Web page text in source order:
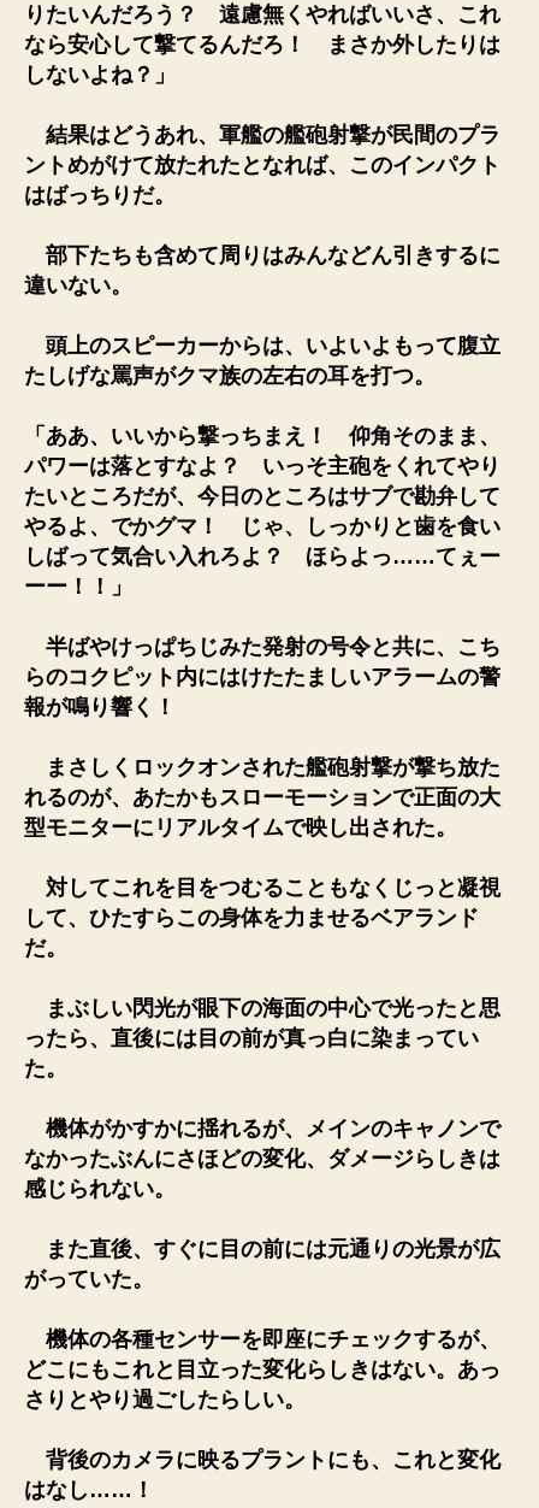
りたいんだろう？ 遠慮無くやればいいさ、これ
なら安心して撃てるんだろ！ まさか外したりは
しないよね？」
結果はどうあれ、軍艦の艦砲射撃が民間のプラ
ントめがけて放たれたとなれば、このインパクト
はばっちりだ。
部下たちも含めて周りはみんなどん引きするに
違いない。
頭上のスピーカーからは、いよいよもって腹立
たしげな罵声がクマ族の左右の耳を打つ。
「ああ、いいから撃っちまえ！ 仰角そのまま、
パワーは落とすなよ？ いっそ主砲をくれてやり
たいところだが、今日のところはサブで勘弁して
やるよ、でかグマ！ じゃ、しっかりと歯を食い
しばって気合い入れろよ？ ほらよっ……てぇー
ーー！！」
半ばやけっぱちじみた発射の号令と共に、こち
らのコクピット内にはけたたましいアラームの警
報が鳴り響く！
まさしくロックオンされた艦砲射撃が撃ち放た
れるのが、あたかもスローモーションで正面の大
型モニターにリアルタイムで映し出された。
対してこれを目をつむることもなくじっと凝視
して、ひたすらこの身体を力ませるベアランド
だ。
まぶしい閃光が眼下の海面の中心で光ったと思
ったら、直後には目の前が真っ白に染まってい
た。
機体がかすかに揺れるが、メインのキャノンで
なかったぶんにさほどの変化、ダメージらしきは
感じられない。
また直後、すぐに目の前には元通りの光景が広
がっていた。
機体の各種センサーを即座にチェックするが、
どこにもこれと目立った変化らしきはない。あっ
さりとやり過ごしたらしい。
背後のカメラに映るプラントにも、これと変化
はなし……！